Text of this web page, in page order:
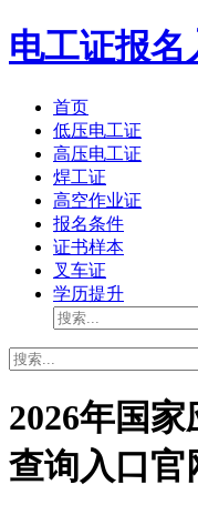
电工证报名
首页
低压电工证
高压电工证
焊工证
高空作业证
报名条件
证书样本
叉车证
学历提升
2026年国
查询入口官